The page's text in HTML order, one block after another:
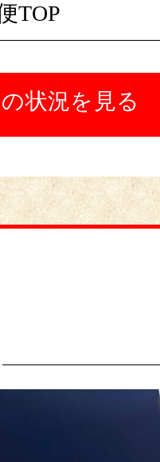
TOP
状況を見る